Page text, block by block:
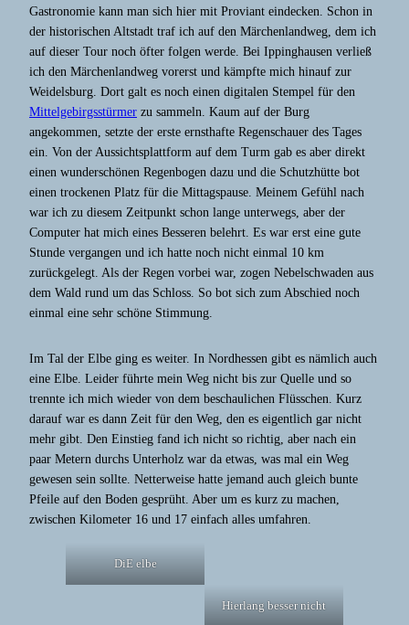
Gastronomie kann man sich hier mit Proviant eindecken. Schon in
der historischen Altstadt traf ich auf den Märchenlandweg, dem ich
auf dieser Tour noch öfter folgen werde. Bei Ippinghausen verließ
ich den Märchenlandweg vorerst und kämpfte mich hinauf zur
Weidelsburg. Dort galt es noch einen digitalen Stempel für den
Mittelgebirgsstürmer zu sammeln. Kaum auf der Burg
angekommen, setzte der erste ernsthafte Regenschauer des Tages
ein. Von der Aussichtsplattform auf dem Turm gab es aber direkt
einen wunderschönen Regenbogen dazu und die Schutzhütte bot
einen trockenen Platz für die Mittagspause. Meinem Gefühl nach
war ich zu diesem Zeitpunkt schon lange unterwegs, aber der
Computer hat mich eines Besseren belehrt. Es war erst eine gute
Stunde vergangen und ich hatte noch nicht einmal 10 km
zurückgelegt. Als der Regen vorbei war, zogen Nebelschwaden aus
dem Wald rund um das Schloss. So bot sich zum Abschied noch
einmal eine sehr schöne Stimmung.
Im Tal der Elbe ging es weiter. In Nordhessen gibt es nämlich auch
eine Elbe. Leider führte mein Weg nicht bis zur Quelle und so
trennte ich mich wieder von dem beschaulichen Flüsschen. Kurz
darauf war es dann Zeit für den Weg, den es eigentlich gar nicht
mehr gibt. Den Einstieg fand ich nicht so richtig, aber nach ein
paar Metern durchs Unterholz war da etwas, was mal ein Weg
gewesen sein sollte. Netterweise hatte jemand auch gleich bunte
Pfeile auf den Boden gesprüht. Aber um es kurz zu machen,
zwischen Kilometer 16 und 17 einfach alles umfahren.
DiE elbe
Hierlang besser nicht